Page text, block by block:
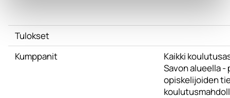
Tulokset
Kumppanit
Kaikki
Savon alueella
opiskelijoiden